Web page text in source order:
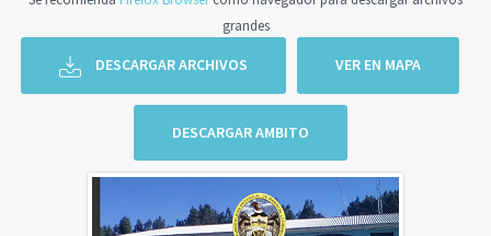
grandes
DESCARGAR ARCHIVOS VER EN MAPA
DESCARGAR AMBITO